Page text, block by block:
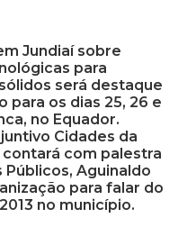
Jundiaí sobre
para
será destaque
para os dias 25, 26 e
no Equador.
Cidades da
com palestra
Aguinaldo
para falar do
no município.